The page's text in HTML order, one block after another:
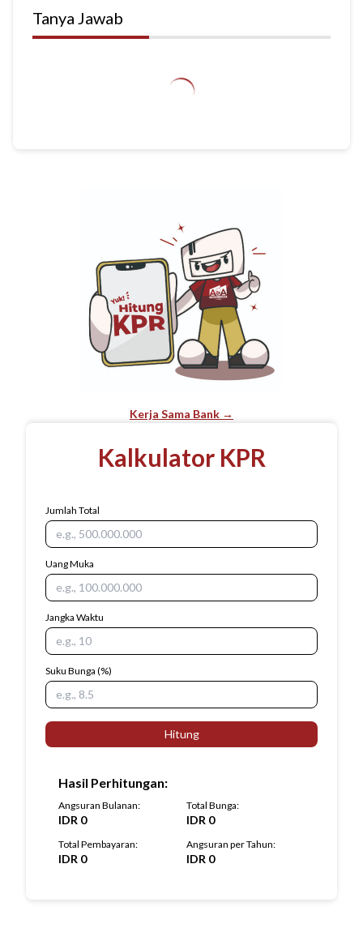
Kerja Sama Bank →
Kalkulator KPR
Jumlah Total
Uang Muka
Jangka Waktu
Suku Bunga (%)
Hitung
Hasil Perhitungan:
Angsuran Bulanan:
IDR 0
Total Bunga:
IDR 0
Total Pembayaran:
IDR 0
Angsuran per Tahun:
IDR 0
Tanya Jawab